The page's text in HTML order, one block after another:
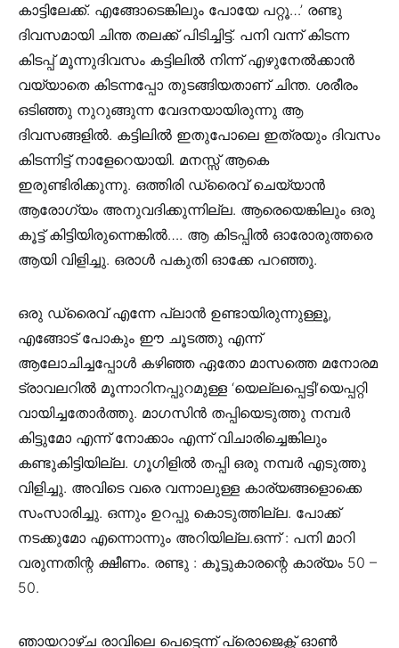
കാട്ടിലേക്ക്. എങ്ങോടെങ്കിലും പോയേ പറ്റൂ…’ രണ്ടു
ദിവസമായി ചിന്ത തലക്ക് പിടിച്ചിട്ട്. പനി വന്ന് കിടന്ന
കിടപ്പ് മൂന്നുദിവസം കട്ടിലിൽ നിന്ന് എഴുനേൽക്കാൻ
വയ്യാതെ കിടന്നപ്പോ തുടങ്ങിയതാണ് ചിന്ത. ശരീരം
ഒടിഞ്ഞു നുറുങ്ങുന്ന വേദനയായിരുന്നു ആ
ദിവസങ്ങളിൽ. കട്ടിലിൽ ഇതുപോലെ ഇത്രയും ദിവസം
കിടന്നിട്ട് നാളേറെയായി. മനസ്സ് ആകെ
ഇരുണ്ടിരിക്കുന്നു. ഒത്തിരി ഡ്രൈവ് ചെയ്യാൻ
ആരോഗ്യം അനുവദിക്കുന്നില്ല. ആരെയെങ്കിലും ഒരു
കൂട്ട് കിട്ടിയിരുന്നെങ്കിൽ…. ആ കിടപ്പിൽ ഓരോരുത്തരെ
ആയി വിളിച്ചു. ഒരാൾ പകുതി ഓക്കേ പറഞ്ഞു.
ഒരു ഡ്രൈവ് എന്നേ പ്ലാൻ ഉണ്ടായിരുന്നുള്ളൂ,
എങ്ങോട് പോകും ഈ ചൂടത്തു എന്ന്
ആലോചിച്ചപ്പോൾ കഴിഞ്ഞ ഏതോ മാസത്തെ മനോരമ
ട്രാവലറിൽ മൂന്നാറിനപ്പുറമുള്ള ‘യെല്ലപ്പെട്ടി’യെപ്പറ്റി
വായിച്ചതോർത്തു. മാഗസിൻ തപ്പിയെടുത്തു നമ്പർ
കിട്ടുമോ എന്ന് നോക്കാം എന്ന് വിചാരിച്ചെങ്കിലും
കണ്ടുകിട്ടിയില്ല. ഗൂഗിളിൽ തപ്പി ഒരു നമ്പർ എടുത്തു
വിളിച്ചു. അവിടെ വരെ വന്നാലുള്ള കാര്യങ്ങളൊക്കെ
സംസാരിച്ചു. ഒന്നും ഉറപ്പു കൊടുത്തില്ല. പോക്ക്
നടക്കുമോ എന്നൊന്നും അറിയില്ല.ഒന്ന് : പനി മാറി
വരുന്നതിന്റ ക്ഷീണം. രണ്ടു : കൂട്ടുകാരന്റെ കാര്യം 50 –
50.
ഞായറാഴ്ച രാവിലെ പെട്ടെന്ന് പ്രൊജെക്റ്റ് ഓൺ